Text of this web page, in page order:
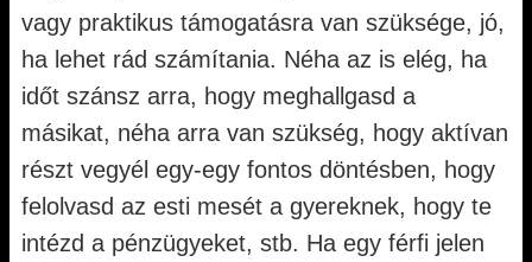
vagy praktikus támogatásra van szüksége, jó,
ha lehet rád számítania. Néha az is elég, ha
időt szánsz arra, hogy meghallgasd a
másikat, néha arra van szükség, hogy aktívan
részt vegyél egy-egy fontos döntésben, hogy
felolvasd az esti mesét a gyereknek, hogy te
intézd a pénzügyeket, stb. Ha egy férfi jelen